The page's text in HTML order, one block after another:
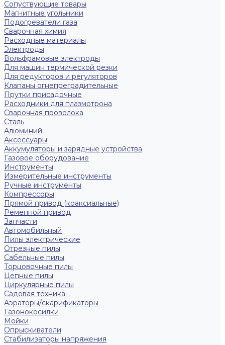
Сопуствующие товары
Магнитные угольники
Подогреватели газа
Сварочная химия
Расходные материалы
Электроды
Вольфрамовые электроды
Для машин термической резки
Для редукторов и регуляторов
Клапаны огнепреградительные
Прутки присадочные
Расходники для плазмотрона
Сварочная проволока
Сталь
Алюминий
Аксессуары
Аккумуляторы и зарядные устройства
Газовое оборудование
Инструменты
Измерительные инструменты
Ручные инструменты
Компрессоры
Прямой привод (коаксиальные)
Ременной привод
Запчасти
Автомобильный
Пилы электрические
Отрезные пилы
Сабельные пилы
Торцовочные пилы
Цепные пилы
Циркулярные пилы
Садовая техника
Аэраторы/скарификаторы
Газонокосилки
Мойки
Опрыскиватели
Стабилизаторы напряжения